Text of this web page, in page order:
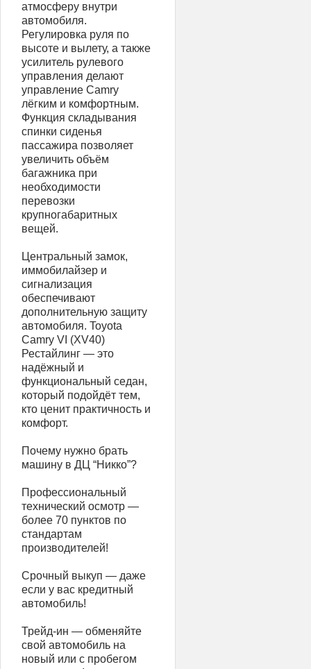
атмосферу внутри
автомобиля.
Регулировка руля по
высоте и вылету, а также
усилитель рулевого
управления делают
управление Camry
лёгким и комфортным.
Функция складывания
спинки сиденья
пассажира позволяет
увеличить объём
багажника при
необходимости
перевозки
крупногабаритных
вещей.
Центральный замок,
иммобилайзер и
сигнализация
обеспечивают
дополнительную защиту
автомобиля. Toyota
Camry VI (XV40)
Рестайлинг — это
надёжный и
функциональный седан,
который подойдёт тем,
кто ценит практичность и
комфорт.
Почему нужно брать
машину в ДЦ “Никко”?
Профессиональный
технический осмотр —
более 70 пунктов по
стандартам
производителей!
Срочный выкуп — даже
если у вас кредитный
автомобиль!
Трейд-ин — обменяйте
свой автомобиль на
новый или с пробегом